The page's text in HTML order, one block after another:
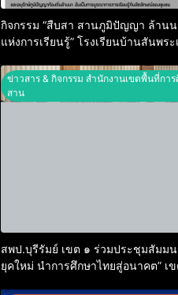
กิจกรรม “สืบสา สานภูมิปัญญา ล้าน
แห่งการเรียนรู้” โรงเรียนบ้านสันพระ
ข่าวสาร & กิจกรรม สำนักงานเขตพื้นที่กา
สาน
สพป.บุรีรัมย์ เขต ๑ ร่วมประชุมสัมมน
ยุคใหม่ นำการศึกษาไทยสู่อนาคต” เ